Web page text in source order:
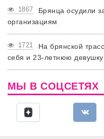
1867
Брянца осудили
организациям
1721
На брянской
себя и 23-летнюю девушку
МЫ В СОЦСЕТЯХ